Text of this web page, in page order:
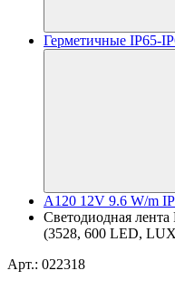
Герметичные IP65-
A120 12V 9.6 W/m
Светодиодная
(3528, 600 LED,
Арт.: 022318